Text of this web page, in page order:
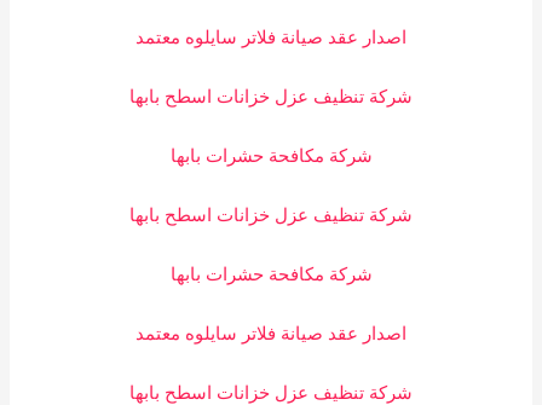
اصدار عقد صيانة فلاتر سايلوه معتمد
شركة تنظيف عزل خزانات اسطح بابها
شركة مكافحة حشرات بابها
شركة تنظيف عزل خزانات اسطح بابها
شركة مكافحة حشرات بابها
اصدار عقد صيانة فلاتر سايلوه معتمد
شركة تنظيف عزل خزانات اسطح بابها